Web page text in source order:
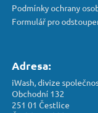
Podmínky ochrany
Formulář pro
Adresa:
iWash, divize
Obchodní 132
251 01 Čestlice